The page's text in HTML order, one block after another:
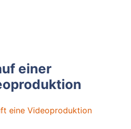
einer
eine Videoproduktion